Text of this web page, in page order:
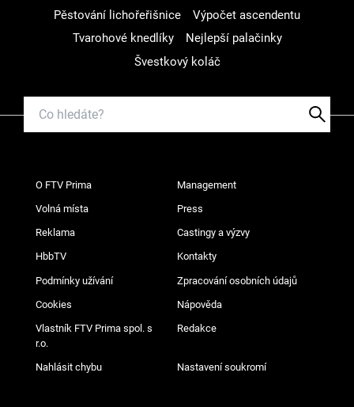
Pěstování lichořeřišnice
Výpočet ascendentu
Tvarohové knedlíky
Nejlepší palačinky
Švestkový koláč
O FTV Prima Management
Volná místa Press
Reklama Castingy a výzvy
HbbTV Kontakty
Podmínky užívání Zpracování osobních údajů
Cookies Nápověda
Vlastník FTV Prima spol. s
r.o.
Redakce
Nahlásit chybu Nastavení soukromí